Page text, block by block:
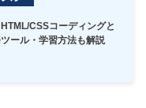
HTML/CSSコーディングと
ール・学習方法も解説